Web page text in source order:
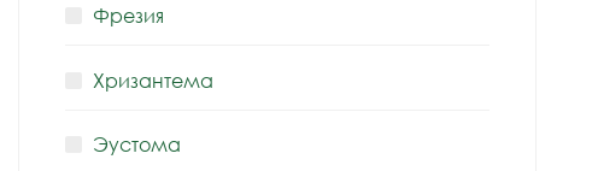
Фрезия
Хризантема
Эустома